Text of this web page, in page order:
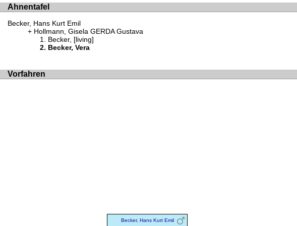
Ahnentafel
Becker, Hans Kurt Emil
Hollmann, Gisela GERDA Gustava
Becker, [living]
Becker, Vera
Vorfahren
Becker, Hans Kurt Emil